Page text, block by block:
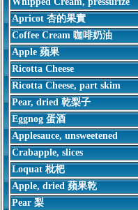
Apricot 杏的果實
Coffee Cream 咖啡奶油
Apple 蘋果
Ricotta Cheese
Ricotta Cheese, part skim
Pear, dried 乾梨子
Eggnog 蛋酒
Applesauce, unsweetened
Crabapple, slices
Loquat 枇杷
Apple, dried 蘋果乾
Pear 梨